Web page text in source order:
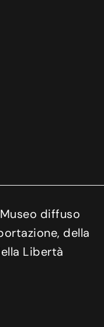
diffuso
della
Libertà